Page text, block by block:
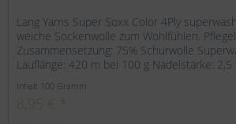
Lang Yarns Super Soxx Color 4Ply
weiche Sockenwolle zum Wohlfühlen.
Zusammensetzung: 75% Schurwolle
Lauflänge: 420 m bei 100 g Nadelstärke: 2,5
Inhalt 100 Gramm